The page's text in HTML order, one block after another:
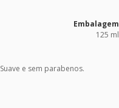
Embalagem
125 ml
e sem parabenos.